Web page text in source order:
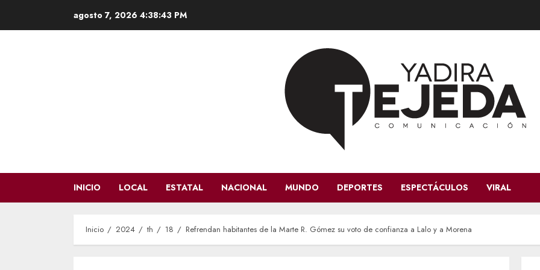
agosto 7, 2026 4:38:45 PM
INICIO LOCAL ESTATAL NACIONAL MUNDO DEPORTES ESPECTÁCULOS VIRAL
Inicio 2024 th 18 Refrendan habitantes de la Marte R. Gómez su voto de confianza a Lalo y a Morena